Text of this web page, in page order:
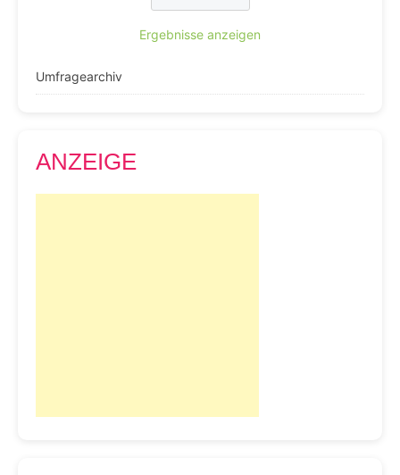
Ergebnisse anzeigen
Umfragearchiv
ANZEIGE